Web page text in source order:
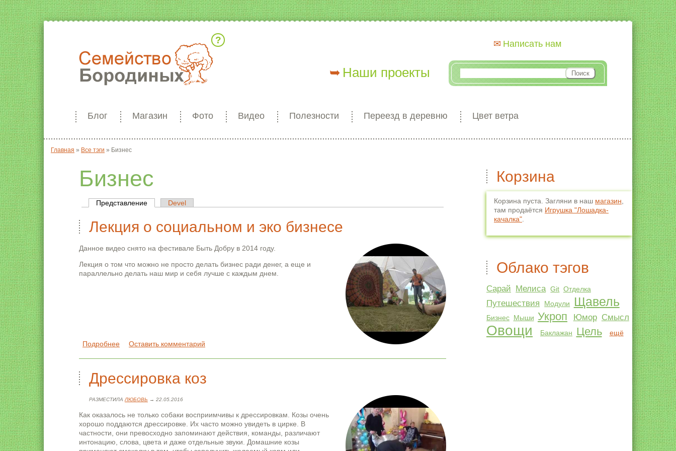
Блог Магазин Фото Видео Полезности Переезд в деревню Цвет ветра
Наши проекты
Написать нам
Вы здесь
Главная » Все тэги » Бизнес
Бизнес
Главные вкладки
Представление (активная вкладка)
Devel
Лекция о социальном и эко бизнесе
Данное видео снято на фестивале Быть Добру в 2014 году.
Лекция о том что можно не просто делать бизнес ради денег, а еще и
параллельно делать наш мир и себя лучше с каждым днем.
Подробнее о Лекция о социальном и эко бизнесе
Оставить комментарий
Дрессировка коз
РАЗМЕСТИЛА ЛЮБОВЬ → 22.05.2016
Как оказалось не только собаки восприимчивы к дрессировкам. Козы очень
хорошо поддаются дрессировке. Их часто можно увидеть в цирке. В
частности, они превосходно запоминают действия, команды, различают
интонацию, слова, цвета и даже отдельные звуки. Домашние козы
Корзина
Корзина пуста. Загляни в наш магазин
там продаётся Игрушка "Лошадка-
качалка"
Облако тэгов
Сарай Мелиса Git Отделка
Путешествия Модули Щавель
Бизнес Мыши Укроп Юмор Смысл
Овощи Баклажан Цель ещё